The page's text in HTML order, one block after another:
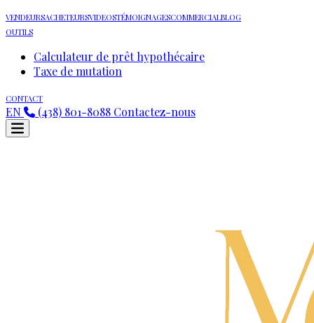
VENDEURSACHETEURSVIDEOSTÉMOIGNAGESCOMMERCIALBLOG
OUTILS
Calculateur de prêt hypothécaire
Taxe de mutation
CONTACT
EN (438) 801-8088 Contactez-nous